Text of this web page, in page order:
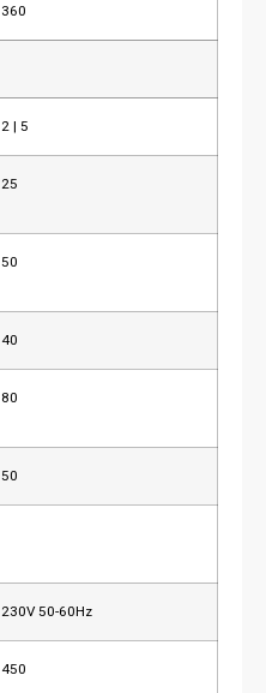
360
2 | 5
25
50
40
80
50
230V 50-60Hz
450